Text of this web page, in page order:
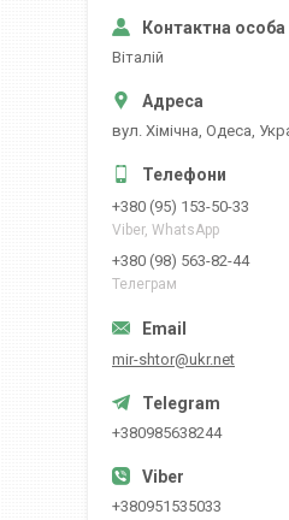
Вiталiй
вул. Хiмiчна, Одеса,
+380 (95) 153-50-33
Viber, WhatsApp
+380 (98) 563-82-44
Телеграм
mir-shtor@ukr.net
+380985638244
+380951535033